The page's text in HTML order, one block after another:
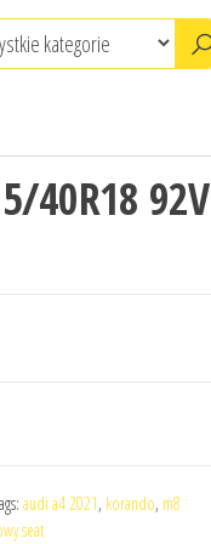
40R18 92V
audi a4 2021, korando, m8
seat